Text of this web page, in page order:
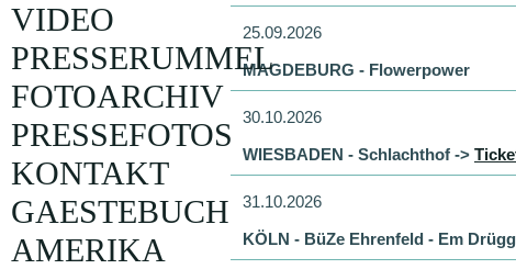
25.09.2026
MAGDEBURG - Flowerpower
30.10.2026
WIESBADEN - Schlachthof ->
31.10.2026
KÖLN - BüZe Ehrenfeld - Em
VIDEO
PRESSERUMMEL
FOTOARCHIV
PRESSEFOTOS
KONTAKT
GAESTEBUCH
AMERIKA